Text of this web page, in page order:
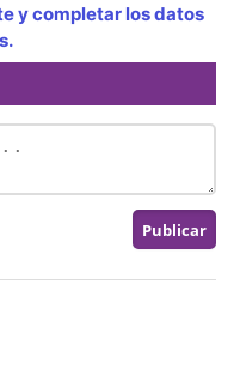
y completar los datos